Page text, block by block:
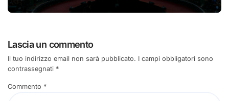
Lascia un commento
Il tuo indirizzo email non sarà pubblicato. I campi obbligatori sono
contrassegnati *
Commento *